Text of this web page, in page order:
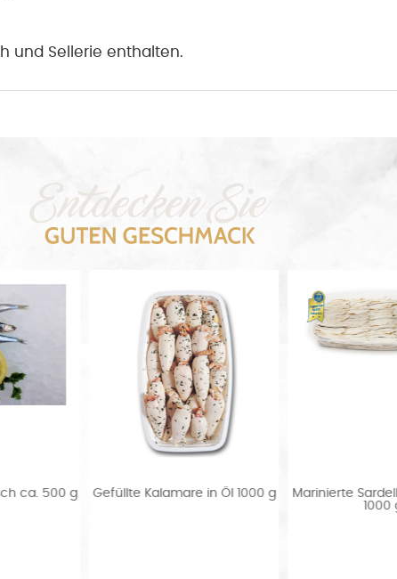
und Sellerie enthalten.
Kalamare in Öl 1000 g
Marinierte Sardellenfilets in Öl